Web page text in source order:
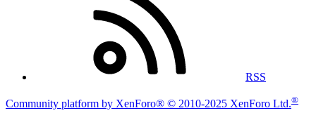
RSS
Community platform by XenForo® © 2010-2025 XenForo Ltd.®